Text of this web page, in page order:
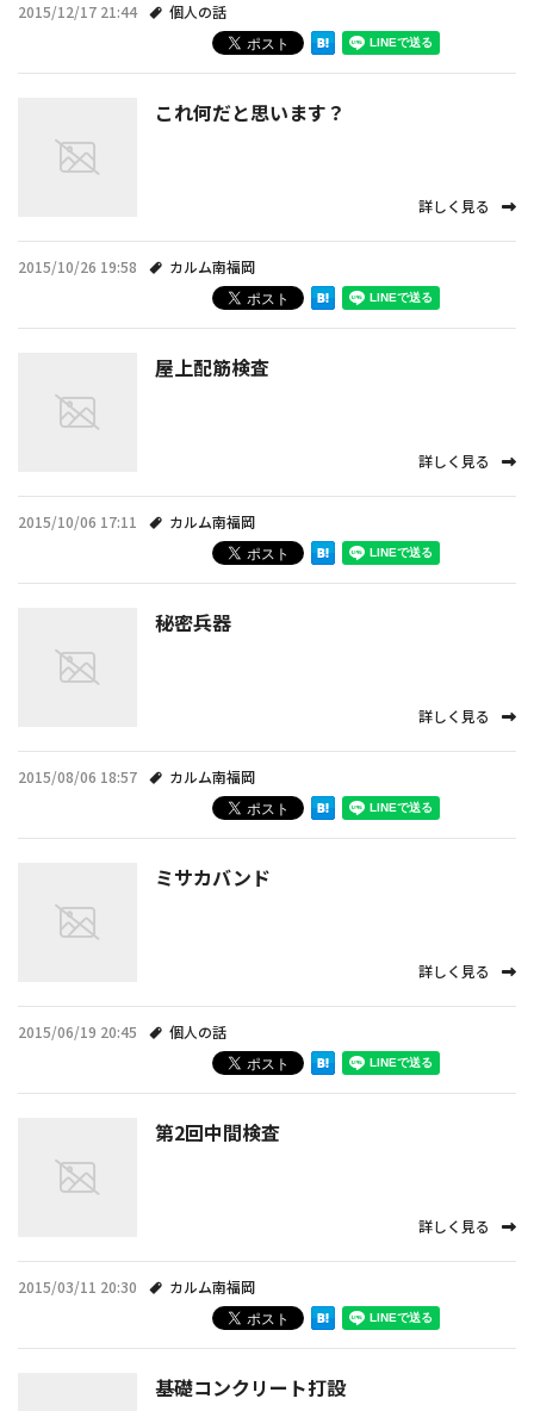
2015/12/17 21:44 個人の話
これ何だと思います？
詳しく見る
2015/10/26 19:58 カルム南福岡
屋上配筋検査
詳しく見る
2015/10/06 17:11 カルム南福岡
秘密兵器
詳しく見る
2015/08/06 18:57 カルム南福岡
ミサカバンド
詳しく見る
2015/06/19 20:45 個人の話
第2回中間検査
詳しく見る
2015/03/11 20:30 カルム南福岡
基礎コンクリート打設